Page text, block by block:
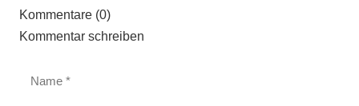
Kommentare (0)
Kommentar schreiben